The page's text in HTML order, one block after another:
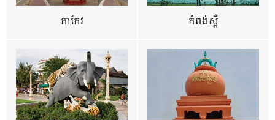
តាកែវ កំពង់ស្ពឺ